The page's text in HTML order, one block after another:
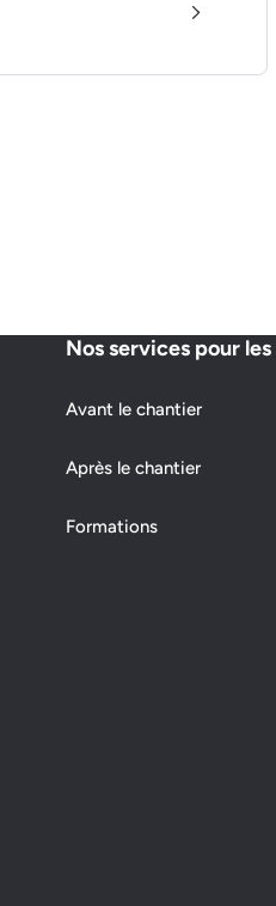
Nos services pour
Avant le chantier
Après le chantier
Formations